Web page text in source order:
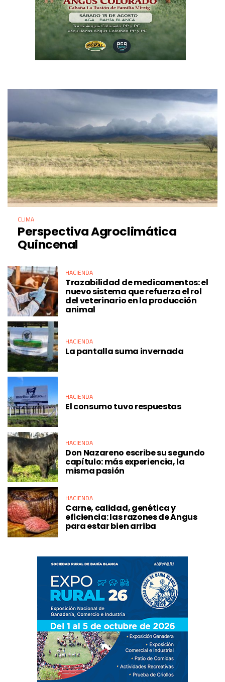
CLIMA
Perspectiva Agroclimática
Quincenal
HACIENDA
Trazabilidad de medicamentos: el
nuevo sistema que refuerza el rol
del veterinario en la producción
animal
HACIENDA
La pantalla suma invernada
HACIENDA
El consumo tuvo respuestas
HACIENDA
Don Nazareno escribe su segundo
capítulo: más experiencia, la
misma pasión
HACIENDA
Carne, calidad, genética y
eficiencia: las razones de Angus
para estar bien arriba